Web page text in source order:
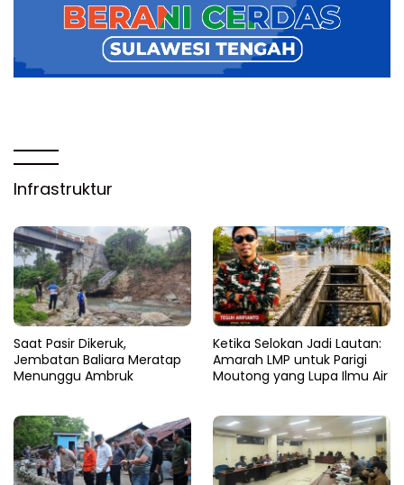
Infrastruktur
Saat Pasir Dikeruk,
Jembatan Baliara Meratap
Menunggu Ambruk
Ketika Selokan Jadi Lautan:
Amarah LMP untuk Parigi
Moutong yang Lupa Ilmu Air